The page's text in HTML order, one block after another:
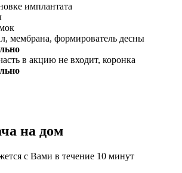
имплантата
мембрана, формирователь десны
в акцию не входит, коронка
на дом
с Вами в течение 10 минут